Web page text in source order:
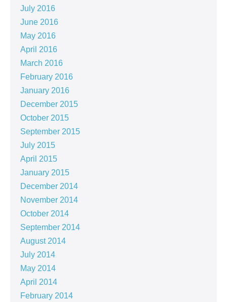
July 2016
June 2016
May 2016
April 2016
March 2016
February 2016
January 2016
December 2015
October 2015
September 2015
July 2015
April 2015
January 2015
December 2014
November 2014
October 2014
September 2014
August 2014
July 2014
May 2014
April 2014
February 2014